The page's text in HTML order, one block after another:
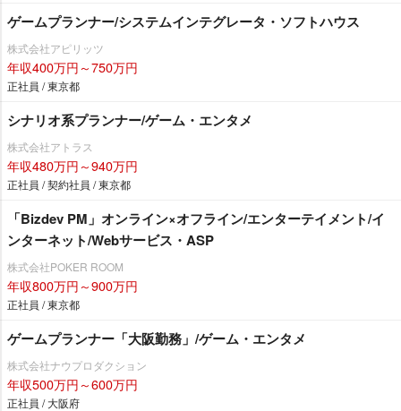
ゲームプランナー/システムインテグレータ・ソフトハウス
株式会社アピリッツ
年収400万円～750万円
正社員 / 東京都
シナリオ系プランナー/ゲーム・エンタメ
株式会社アトラス
年収480万円～940万円
正社員 / 契約社員 / 東京都
「Bizdev PM」オンライン×オフライン/エンターテイメント/イ
ンターネット/Webサービス・ASP
株式会社POKER ROOM
年収800万円～900万円
正社員 / 東京都
ゲームプランナー「大阪勤務」/ゲーム・エンタメ
株式会社ナウプロダクション
年収500万円～600万円
正社員 / 大阪府